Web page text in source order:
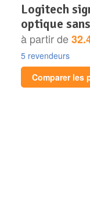
logitech signature m650 l souris
optique
à partir de
5 revendeurs
Comparer les